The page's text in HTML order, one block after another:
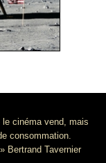
le cinéma vend, mais
consommation.
Bertrand Tavernier